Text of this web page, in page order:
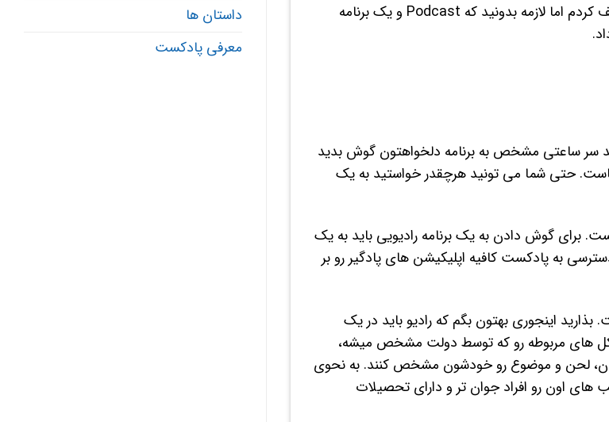
درسته که من توی تعریفی که کردم پادکست رو شبیه یک برنامه رادیویی تعریف کردم اما لازمه بدونید که Podcast و یک برنامه
سر ساعتی مشخص به برنامه دلخواهتون گوش بدید
حتی شما می تونید هرچقدر خواستید به یک
برای گوش دادن به یک برنامه رادیویی باید به یک
به پادکست کافیه اپلیکیشن های پادگیر رو بر
اینجوری بهتون بگم که رادیو باید در یک
های مربوطه رو که توسط دولت مشخص میشه،
لحن و موضوع رو خودشون مشخص کنند. به نحوی
اون رو افراد جوان تر و دارای تحصیلات
داستان ها
معرفی پادکست